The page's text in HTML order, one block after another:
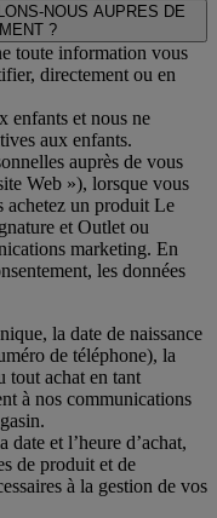
NOUS AUPRES DE
?
toute information vous
directement ou en
enfants et nous ne
aux enfants.
auprès de vous
Web »), lorsque vous
achetez un produit Le
et Outlet ou
marketing. En
les données
la date de naissance
de téléphone), la
tout achat en tant
à nos communications
date et l’heure d’achat,
de produit et de
à la gestion de vos